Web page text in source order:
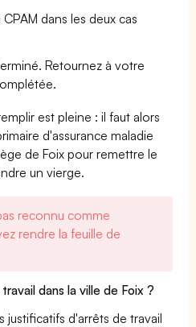
dans les deux cas
Retournez à votre
est pleine : il faut alors
d'assurance maladie
de Foix pour remettre le
un vierge.
reconnu comme
rendre la feuille de
dans la ville de Foix ?
justificatifs d'arrêts de travail